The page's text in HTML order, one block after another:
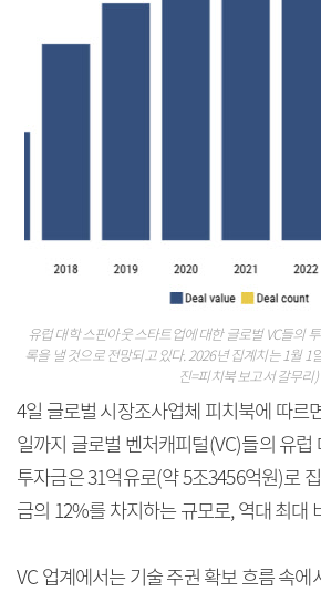
유럽 대학 스핀아웃 스타트업에 대한 글로벌 VC들의
록을 낼 것으로 전망되고 있다. 2026년 집계치는 1월 1
진=피치북 보고서 갈무리)
4일 글로벌 시장조사업체 피치북에 따르
일까지 글로벌 벤처캐피털(VC)들의 유
투자금은 31억유로(약 5조3456억원)로
금의 12%를 차지하는 규모로, 역대 최대
VC 업계에서는 기술 주권 확보 흐름 속에